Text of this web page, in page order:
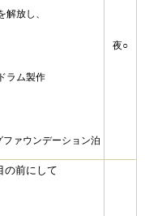
放し、
ラム製作
ファウンデーション泊
夜○
の前にして